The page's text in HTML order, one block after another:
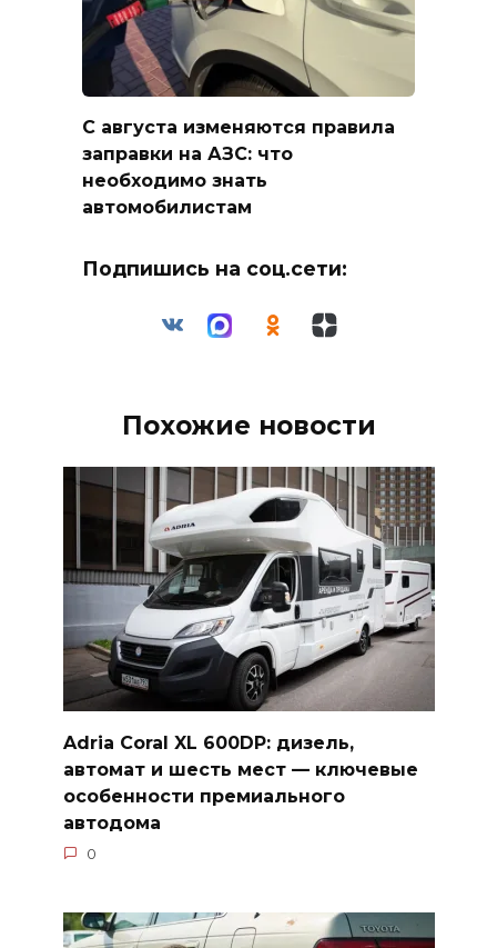
С августа изменяются правила
заправки на АЗС: что
необходимо знать
автомобилистам
Подпишись на соц.сети:
Похожие новости
Adria Coral XL 600DP: дизель,
автомат и шесть мест — ключевые
особенности премиального
автодома
0